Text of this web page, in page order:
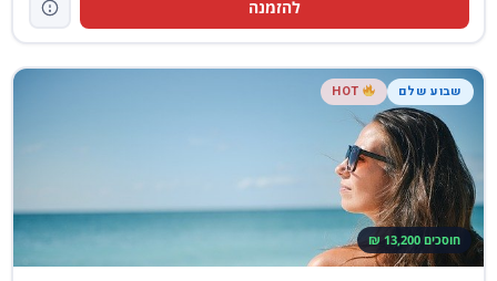
להזמנה
שבוע שלם
חוסכים 13,200 ₪